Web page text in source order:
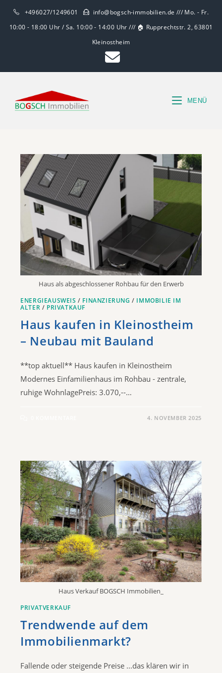
+496027/1249601
info@bogsch-immobilien.de /// Mo. - Fr.
10:00 - 18:00 Uhr / Sa. 10:00 - 14:00 Uhr /// 🏠 Rupprechtstr. 2, 63801
Kleinostheim
MENÜ
Haus als abgeschlossener Rohbau für den Erwerb
ENERGIEAUSWEIS / FINANZIERUNG / IMMOBILIE IM
ALTER / PRIVATKAUF
Haus kaufen in Kleinostheim
– Neubau mit Bauland
**top aktuell** Haus kaufen in Kleinostheim
Modernes Einfamilienhaus im Rohbau - zentrale,
ruhige WohnlagePreis: 3.070,--…
4. NOVEMBER 2025
Haus Verkauf BOGSCH Immobilien_
PRIVATVERKAUF
Trendwende auf dem
Immobilienmarkt?
Fallende oder steigende Preise ...das klären wir in